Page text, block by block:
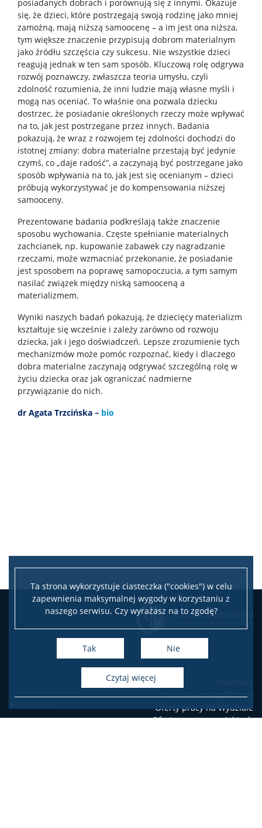
Ta strona wykorzystuje ciasteczka ("cookies") w celu
zapewnienia maksymalnej wygody w korzystaniu z
naszego serwisu. Czy wyrażasz na to zgodę?
Tak Nie
czytaj więcej
Laboratorium Psychologii Zwierząt
MRI
MultiLab
Laboratorium Psychofizjologii
Projekty badawcze
Zespoły badawcze
Narzędzia do popularyzacji i komunikacji nauki
Poradniki
Raporty ze szkoleń i warsztatów
Wydarzenia naukowe
Kategoria naukowa A+
WYNAJEM PRZESTRZENI
Sprostowania
posiadanych dobrach i porównują się z innymi. Okazuje
się, że dzieci, które postrzegają swoją rodzinę jako mniej
zamożną, mają niższą samoocenę – a im jest ona niższa,
tym większe znaczenie przypisują dobrom materialnym
jako źródłu szczęścia czy sukcesu. Nie wszystkie dzieci
reagują jednak w ten sam sposób. Kluczową rolę odgrywa
rozwój poznawczy, zwłaszcza teoria umysłu, czyli
zdolność rozumienia, że inni ludzie mają własne myśli i
mogą nas oceniać. To właśnie ona pozwala dziecku
dostrzec, że posiadanie określonych rzeczy może wpływać
na to, jak jest postrzegane przez innych. Badania
pokazują, że wraz z rozwojem tej zdolności dochodzi do
istotnej zmiany: dobra materialne przestają być jedynie
czymś, co „daje radość”, a zaczynają być postrzegane jako
sposób wpływania na to, jak jest się ocenianym – dzieci
próbują wykorzystywać je do kompensowania niższej
samooceny.
Prezentowane badania podkreślają także znaczenie
sposobu wychowania. Częste spełnianie materialnych
zachcianek, np. kupowanie zabawek czy nagradzanie
rzeczami, może wzmacniać przekonanie, że posiadanie
jest sposobem na poprawę samopoczucia, a tym samym
nasilać związek między niską samooceną a
materializmem.
Wyniki naszych badań pokazują, że dziecięcy materializm
kształtuje się wcześnie i zależy zarówno od rozwoju
dziecka, jak i jego doświadczeń. Lepsze zrozumienie tych
mechanizmów może pomóc rozpoznać, kiedy i dlaczego
dobra materialne zaczynają odgrywać szczególną rolę w
życiu dziecka oraz jak ograniczać nadmierne
przywiązanie do nich.
dr Agata Trzcińska – bio
Zamówienia publiczne
Oferty pracy na Wydziale
Oferty pracy w projektach